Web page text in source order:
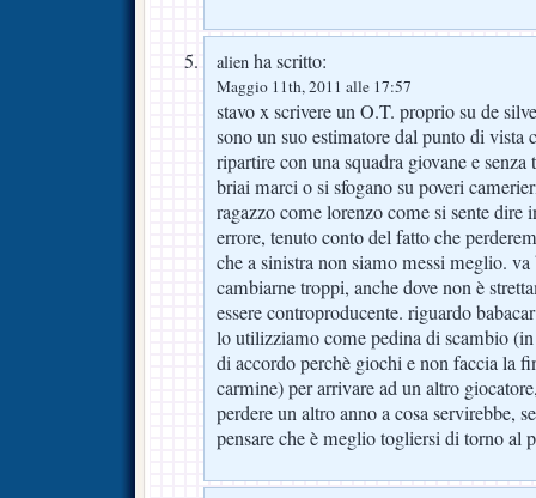
alien ha scritto:
Maggio 11th, 2011 alle 17:57
stavo x scrivere un O.T. proprio su de
sono un suo estimatore dal punto di vista
ripartire con una squadra giovane e senza
briai marci o si sfogano su poveri
ragazzo come lorenzo come si sente dire
errore, tenuto conto del fatto che
che a sinistra non siamo messi meglio.
cambiarne troppi, anche dove non è
essere controproducente. riguardo
lo utilizziamo come pedina di scambio
di accordo perchè giochi e non faccia la
carmine) per arrivare ad un altro
perdere un altro anno a cosa servirebbe,
pensare che è meglio togliersi di torno al